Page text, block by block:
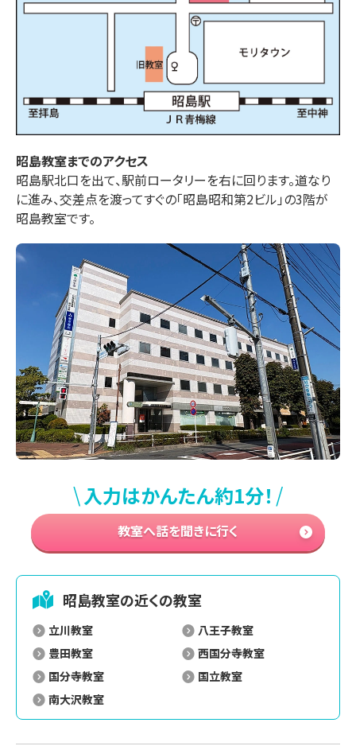
昭島教室までのアクセス
昭島駅北口を出て、駅前ロータリーを右に回ります。道なり
に進み、交差点を渡ってすぐの「昭島昭和第2ビル」の3階が
昭島教室です。
\ 入力はかんたん約1分！ /
教室へ話を聞きに行く
昭島教室の近くの教室
立川教室
八王子教室
豊田教室
西国分寺教室
国分寺教室
国立教室
南大沢教室